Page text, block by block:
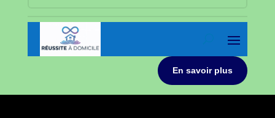
En savoir plus